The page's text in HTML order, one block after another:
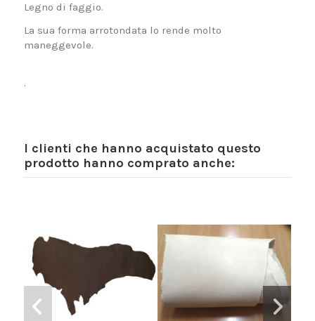
Legno di faggio.
La sua forma arrotondata lo rende molto
maneggevole.
.
I clienti che hanno acquistato questo
prodotto hanno comprato anche: